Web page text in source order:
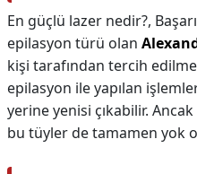
En güçlü lazer nedir?,
epilasyon türü olan
kişi tarafından tercih
epilasyon ile yapılan
yerine yenisi çıkabilir.
bu tüyler de tamamen yok